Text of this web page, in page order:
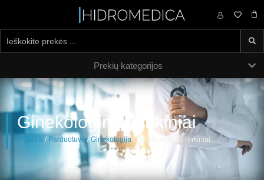
0,00 €
Prekių kategorijos
Ginekologiniai rinkiniai
Pradžia / Parduotuvė/Ginekologija/ Ginekologiniai rinkiniai